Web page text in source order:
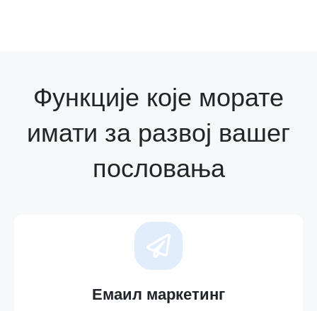
Функције које морате
имати за развој вашег
пословања
Емаил маркетинг